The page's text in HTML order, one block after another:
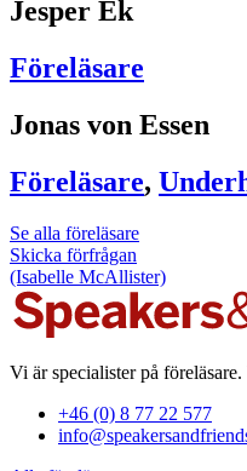
Jesper Ek
Föreläsare
Jonas von Essen
Föreläsare,
Se alla föreläsare
Skicka förfrågan
(Isabelle McAllister)
Vi är specialister på
+46 (0) 8 77 22 577